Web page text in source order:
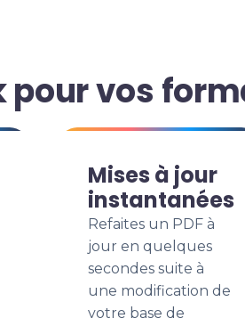
pour vos
Mises à jour
instantanées
Refaites un PDF à
jour en quelques
secondes suite à
une modification de
votre base de